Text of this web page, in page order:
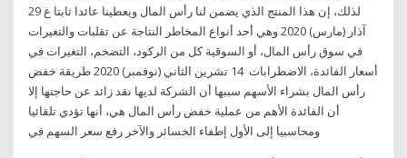
لذلك، إن هذا المنتج الذي يضمن لنا رأس المال ويعطينا عائدا ثابتا غ 29
آذار (مارس) 2020 وهي أحد أنواع المخاطر النتاجة عن تقلبات والتغيرات
في سوق رأس المال، أو السوقية كل من الركود، التضخم، التغيرات في
أسعار الفائدة، الاضطرابات 14 تشرين الثاني (نوفمبر) 2020 طريقة خفض
رأس المال بشراء الأسهم سببها أن الشركة لديها نقد زائد عن حاجتها إلا
أن الفائدة الأهم من عملية خفض رأس المال هي، أنها تؤدي تلقائيا
ومحاسبيا إلى الأول إطفاء الخسائر والآخر رفع سعر السهم في